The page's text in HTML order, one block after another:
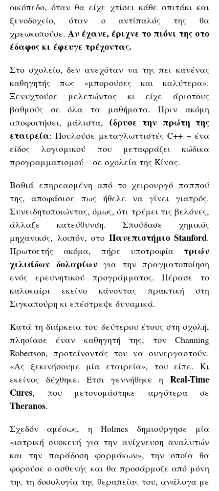
οικόπεδο, όταν θα είχε χτίσει κάθε σπιτάκι και
ξενοδοχείο, όταν ο αντίπαλός της θα
χρεωκοπούσε. Αν έχανε, έριχνε το πιόνι της στο
έδαφος κι έφευγε τρέχοντας.
Στο σχολείο, δεν ανεχόταν να της πει κανένας
καθηγητής πως «μπορούσες και καλύτερα».
Ξενυχτούσε μελετώντας κι είχε άριστους
βαθμούς σε όλα τα μαθήματα. Πριν ακόμη
αποφοιτήσει, μάλιστα, ίδρυσε την πρώτη της
εταιρεία: Πουλούσε μεταγλωττιστές C++ – ένα
είδος λογισμικού που μεταφράζει κώδικα
προγραμματισμού – σε σχολεία της Κίνας.
Βαθιά επηρεασμένη από το χειρουργό παππού
της, αποφάσισε πως ήθελε να γίνει γιατρός.
Συνειδητοποιώντας, όμως, ότι τρέμει τις βελόνες,
άλλαξε κατεύθυνση. Σπούδασε χημικός
μηχανικός, λοιπόν, στο Πανεπιστήμιο Stanford.
Πρωτοετής ακόμα, πήρε υποτροφία τριών
χιλιάδων δολαρίωνγια την πραγματοποίηση
ενός ερευνητικού προγράμματος. Πέρασε το
καλοκαίρι εκείνο κάνοντας πρακτική στη
Σιγκαπούρη κι επέστρεψε δυναμικά.
Κατά τη διάρκεια του δεύτερου έτους στη σχολή,
πλησίασε έναν καθηγητή της, τον Channing
Robertson, προτείνοντάς του να συνεργαστούν.
«Ας ξεκινήσουμε μία εταιρεία», του είπε. Κι
εκείνος δέχθηκε. Έτσι γεννήθηκε η Real-Time
Cures, που μετονομάστηκε αργότερα σε
Theranos.
Σχεδόν αμέσως, η Holmes δημιούργησε μία
«ιατρική συσκευή για την ανίχνευση αναλυτών
και την παράδοση φαρμάκων», την οποία θα
φορούσε ο ασθενής και θα προσάρμοζε από μόνη
της τη δοσολογία της θεραπείας του, ανάλογα με